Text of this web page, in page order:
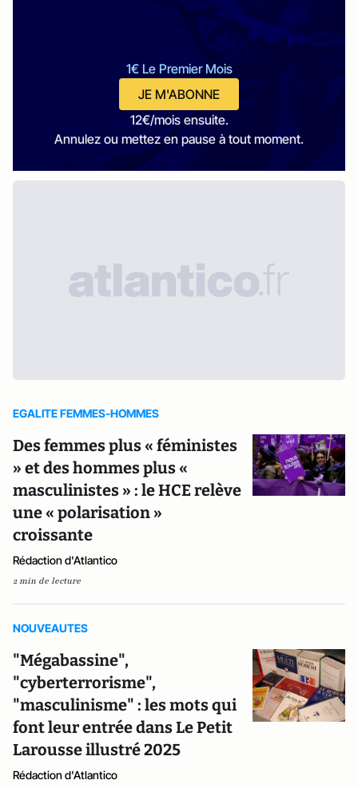
1€ Le Premier Mois
JE M'ABONNE
12€/mois ensuite.
Annulez ou mettez en pause à tout moment.
EGALITE FEMMES-HOMMES
Des femmes plus « féministes
» et des hommes plus «
masculinistes » : le HCE relève
une « polarisation »
croissante
Rédaction d'Atlantico
2 min de lecture
NOUVEAUTES
"Mégabassine",
"cyberterrorisme",
"masculinisme" : les mots qui
font leur entrée dans Le Petit
Larousse illustré 2025
Rédaction d'Atlantico